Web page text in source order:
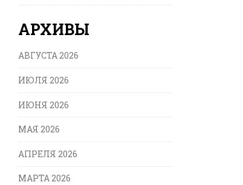
АРХИВЫ
АВГУСТА 2026
ИЮЛЯ 2026
ИЮНЯ 2026
МАЯ 2026
АПРЕЛЯ 2026
МАРТА 2026